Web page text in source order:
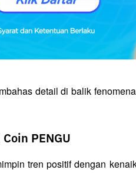
detail di balik
PENGU
tren positif dengan